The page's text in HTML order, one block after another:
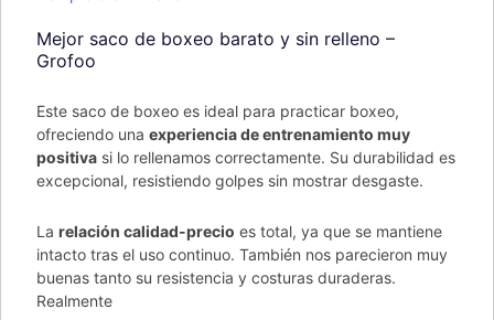
Mejor saco de boxeo barato y sin relleno –
Grofoo
Este saco de boxeo es ideal para practicar boxeo,
ofreciendo una experiencia de entrenamiento muy
positiva si lo rellenamos correctamente. Su durabilidad es
excepcional, resistiendo golpes sin mostrar desgaste.
La relación calidad-precio es total, ya que se mantiene
intacto tras el uso continuo. También nos parecieron muy
buenas tanto su resistencia y costuras duraderas.
Realmente